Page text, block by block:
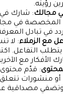
رؤيته.
مجالك: شارك في
المخصصة في
في تبادل
مع الزملاء: لا
التفاعل.
الأفكار مع
: قدّم
أو منشورات
مصداقية